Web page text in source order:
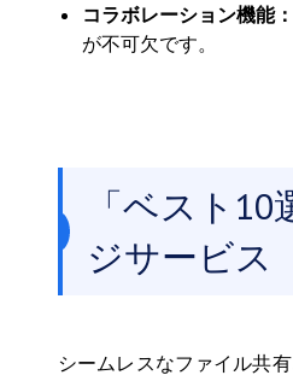
コラボレーション機能：
が不可欠です。
「ベスト
ジサービス
シームレスなファイル共